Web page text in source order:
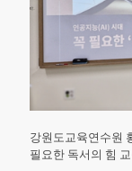
강원도교육연수원
필요한 독서의 힘